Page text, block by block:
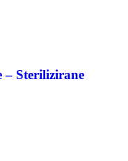
– Sterilizirane